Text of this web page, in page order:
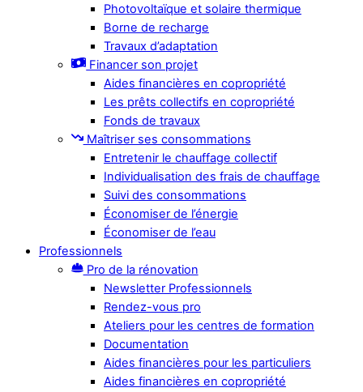
Photovoltaïque et solaire thermique
Borne de recharge
Travaux d’adaptation
Financer son projet
Aides financières en copropriété
Les prêts collectifs en copropriété
Fonds de travaux
Maîtriser ses consommations
Entretenir le chauffage collectif
Individualisation des frais de chauffage
Suivi des consommations
Économiser de l’énergie
Économiser de l’eau
Professionnels
Pro de la rénovation
Newsletter Professionnels
Rendez-vous pro
Ateliers pour les centres de formation
Documentation
Aides financières pour les particuliers
Aides financières en copropriété